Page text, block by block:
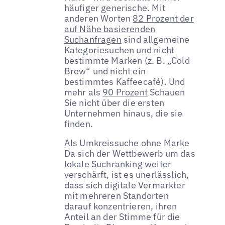
häufiger generische. Mit
anderen Worten 82 Prozent der
auf Nähe basierenden
Suchanfragen sind allgemeine
Kategoriesuchen und nicht
bestimmte Marken (z. B. „Cold
Brew“ und nicht ein
bestimmtes Kaffeecafé). Und
mehr als 90 Prozent Schauen
Sie nicht über die ersten
Unternehmen hinaus, die sie
finden.
Als Umkreissuche ohne Marke
Da sich der Wettbewerb um das
lokale Suchranking weiter
verschärft, ist es unerlässlich,
dass sich digitale Vermarkter
mit mehreren Standorten
darauf konzentrieren, ihren
Anteil an der Stimme für die